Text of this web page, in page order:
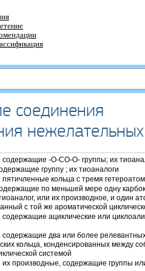
соединения
-O-CO-O- группы; их
группу ; их тиоаналоги
кольца с тремя
по меньшей мере одну
или их производное, и один
с той же ароматической
ациклические или
два или более
кольца, конденсированных между
системой
производные, содержащие группы